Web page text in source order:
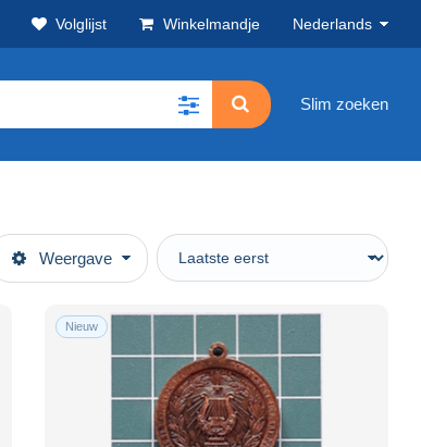
Volglijst Winkelmandje Nederlands
Slim zoeken
Weergave
Nieuw